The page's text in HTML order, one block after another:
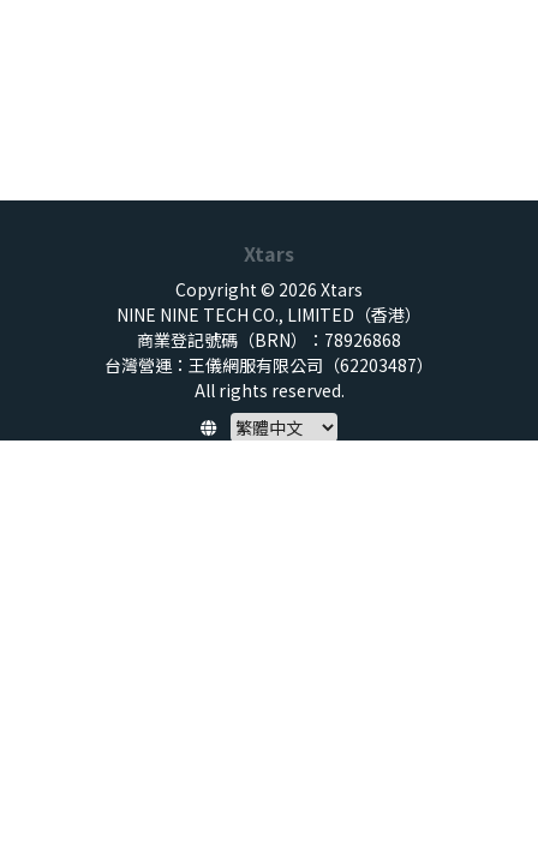
Xtars
Copyright © 2026 Xtars
NINE NINE TECH CO., LIMITED（香港）
商業登記號碼（BRN）：78926868
台灣營運：王儀網服有限公司（62203487）
All rights reserved.